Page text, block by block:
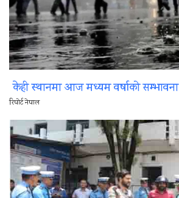
केही स्थानमा आज मध्यम वर्षाको सम्भावना
रिपोर्ट नेपाल